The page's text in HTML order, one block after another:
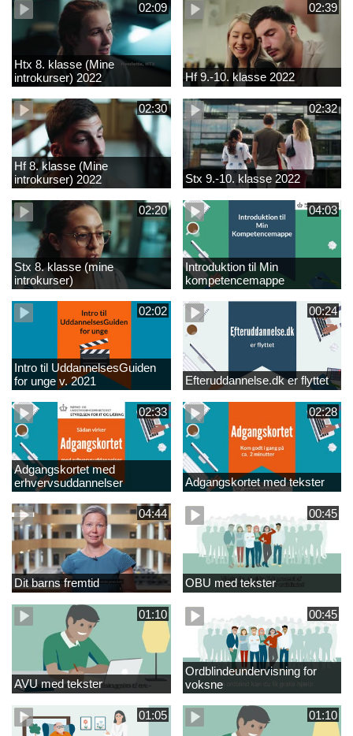
02:09
Htx 8. klasse (Mine
introkurser) 2022
02:39
Hf 9.-10. klasse 2022
02:30
Hf 8. klasse (Mine
introkurser) 2022
02:32
Stx 9.-10. klasse 2022
02:20
Stx 8. klasse (mine
introkurser)
04:03
Introduktion til Min
kompetencemappe
02:02
Intro til UddannelsesGuiden
for unge v. 2021
00:24
Efteruddannelse.dk er flyttet
02:33
Adgangskortet med
erhvervsuddannelser
02:28
Adgangskortet med tekster
04:44
Dit barns fremtid
00:45
OBU med tekster
01:10
AVU med tekster
00:45
Ordblindeundervisning for
voksne
01:05 01:10